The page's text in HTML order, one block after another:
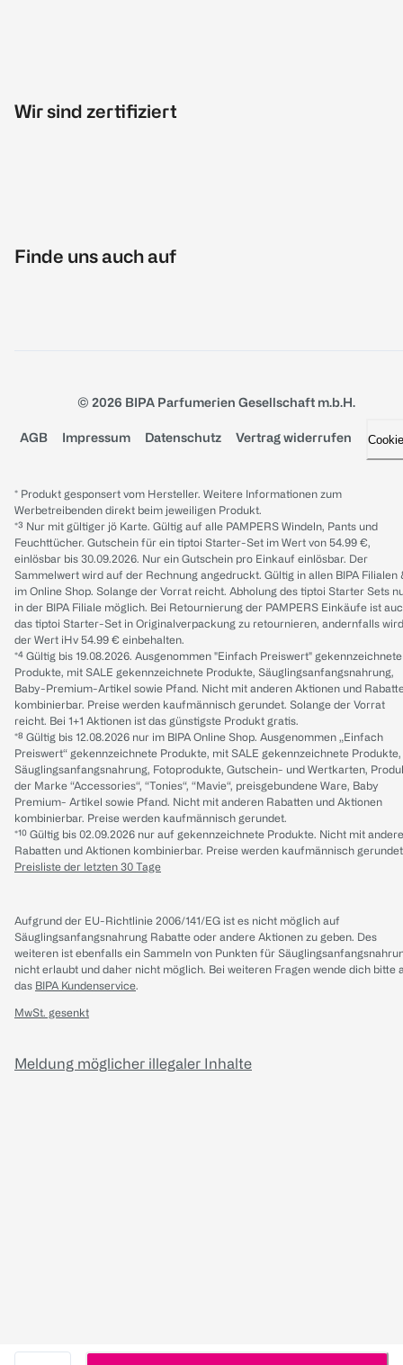
Wir sind zertifiziert
Finde uns auch auf
© 2026 BIPA Parfumerien Gesellschaft m.b.H.
AGB Impressum Datenschutz Vertrag widerrufen
* Produkt gesponsert vom Hersteller. Weitere Informationen zum
Werbetreibenden direkt beim jeweiligen Produkt.
*³ Nur mit gültiger jö Karte. Gültig auf alle PAMPERS Windeln, Pants und
Feuchttücher. Gutschein für ein tiptoi Starter-Set im Wert von 54.99 €,
einlösbar bis 30.09.2026. Nur ein Gutschein pro Einkauf einlösbar. Der
Sammelwert wird auf der Rechnung angedruckt. Gültig in allen BIPA Filialen
im Online Shop. Solange der Vorrat reicht. Abholung des tiptoi Starter Sets
in der BIPA Filiale möglich. Bei Retournierung der PAMPERS Einkäufe ist
das tiptoi Starter-Set in Originalverpackung zu retournieren, andernfalls wird
der Wert iHv 54.99 € einbehalten.
*⁴ Gültig bis 19.08.2026. Ausgenommen "Einfach Preiswert" gekennzeichnete
Produkte, mit SALE gekennzeichnete Produkte, Säuglingsanfangsnahrung,
Baby-Premium-Artikel sowie Pfand. Nicht mit anderen Aktionen und
kombinierbar. Preise werden kaufmännisch gerundet. Solange der Vorrat
reicht. Bei 1+1 Aktionen ist das günstigste Produkt gratis.
*⁸ Gültig bis 12.08.2026 nur im BIPA Online Shop. Ausgenommen „Einfach
Preiswert“ gekennzeichnete Produkte, mit SALE gekennzeichnete Produkte,
Säuglingsanfangsnahrung, Fotoprodukte, Gutschein- und Wertkarten,
der Marke “Accessories“, “Tonies“, “Mavie“, preisgebundene Ware, Baby
Premium- Artikel sowie Pfand. Nicht mit anderen Rabatten und Aktionen
kombinierbar. Preise werden kaufmännisch gerundet.
*¹⁰ Gültig bis 02.09.2026 nur auf gekennzeichnete Produkte. Nicht mit
Rabatten und Aktionen kombinierbar. Preise werden kaufmännisch
Preisliste der letzten 30 Tage
Aufgrund der EU-Richtlinie 2006/141/EG ist es nicht möglich auf
Säuglingsanfangsnahrung Rabatte oder andere Aktionen zu geben. Des
weiteren ist ebenfalls ein Sammeln von Punkten für
nicht erlaubt und daher nicht möglich. Bei weiteren Fragen wende dich bitte
das BIPA Kundenservice.
MwSt. gesenkt
Meldung möglicher illegaler Inhalte